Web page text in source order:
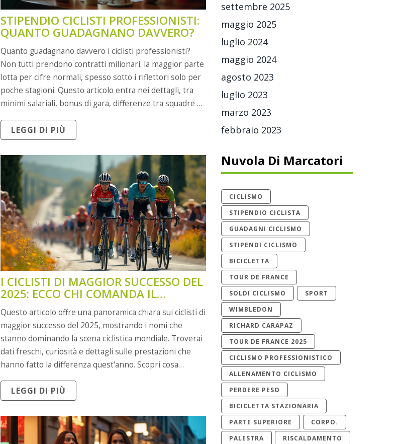
STIPENDIO CICLISTI PROFESSIONISTI:
QUANTO GUADAGNANO DAVVERO?
Quanto guadagnano davvero i ciclisti professionisti?
Non tutti prendono contratti milionari: la maggior parte
lotta per cifre normali, spesso sotto i riflettori solo per
poche stagioni. Questo articolo entra nei dettagli, tra
minimi salariali, bonus di gara, differenze tra squadre e
come alcuni integrano lo stipendio con
sponsorizzazioni e social. Ti stupirà la realtà dietro le
maglie colorate.
LEGGI DI PIÙ
I CICLISTI DI MAGGIOR SUCCESSO DEL
2025: ECCO CHI COMANDA IL
GRUPPO
Questo articolo offre una panoramica chiara sui ciclisti di
maggior successo del 2025, mostrando i nomi che
stanno dominando la scena ciclistica mondiale. Troverai
dati freschi, curiosità e dettagli sulle prestazioni che
hanno fatto la differenza quest'anno. Scopri cosa
vertice. Non mancano consigli pratici per chi sogna di
seguire le loro orme. L'articolo è pensato per
appassionati e curiosi che vogliono capire come si
diventa vincenti nel ciclismo di oggi.
LEGGI DI PIÙ
settembre 2025
maggio 2025
luglio 2024
maggio 2024
agosto 2023
luglio 2023
marzo 2023
febbraio 2023
Nuvola Di Marcatori
CICLISMO
STIPENDIO CICLISTA
GUADAGNI CICLISMO
STIPENDI CICLISMO
BICICLETTA
TOUR DE FRANCE
SOLDI CICLISMO
SPORT
WIMBLEDON
RICHARD CARAPAZ
TOUR DE FRANCE 2025
CICLISMO PROFESSIONISTICO
ALLENAMENTO CICLISMO
PERDERE PESO
BICICLETTA STAZIONARIA
PARTE SUPERIORE
CORPO.
PALESTRA
RISCALDAMENTO